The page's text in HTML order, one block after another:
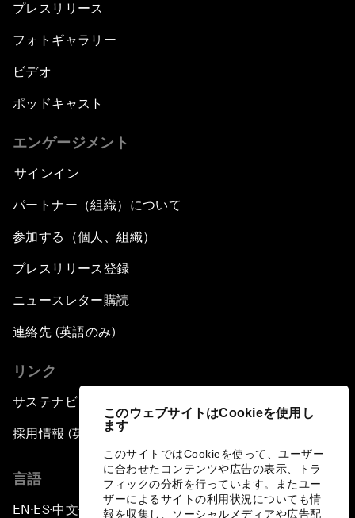
このウェブサイトはCookieを使用し
ます
このサイトではCookieを使って、ユーザー
に合わせたコンテンツや広告の表示、トラ
フィックの分析を行っています。またユー
ザーによるサイトの利用状況についても情
報を収集し、ソーシャルメディアや広告配
プレスリリース
フォトギャラリー
ビデオ
ポッドキャスト
エンゲージメント
サインイン
パートナー（組織）について
参加する（個人、組織）
プレスリリース登録
ニュースレター購読
連絡先 (英語のみ)
リンク
サステナビリティへの取り組み
採用情報 (英語のみ)
言語
EN ▪ ES▪中文▪ 日本語